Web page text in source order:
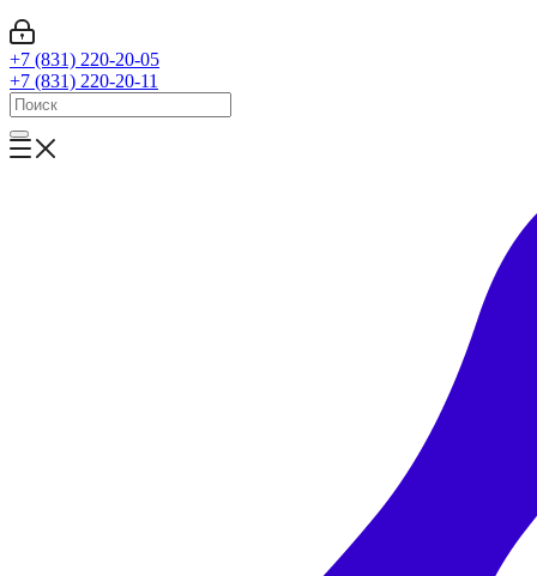
+7 (831) 220-20-05
+7 (831) 220-20-11